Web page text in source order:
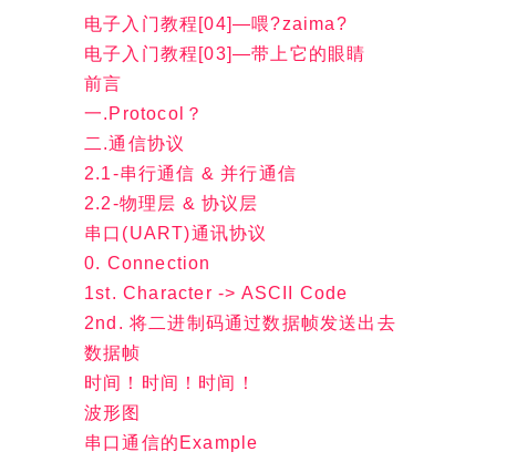
电子入门教程[04]—喂?zaima?
电子入门教程[03]—带上它的眼睛
前言
一.Protocol？
二.通信协议
2.1-串行通信 & 并行通信
2.2-物理层 & 协议层
串口(UART)通讯协议
0. Connection
1st. Character -> ASCII Code
2nd. 将二进制码通过数据帧发送出去
数据帧
时间！时间！时间！
波形图
串口通信的Example